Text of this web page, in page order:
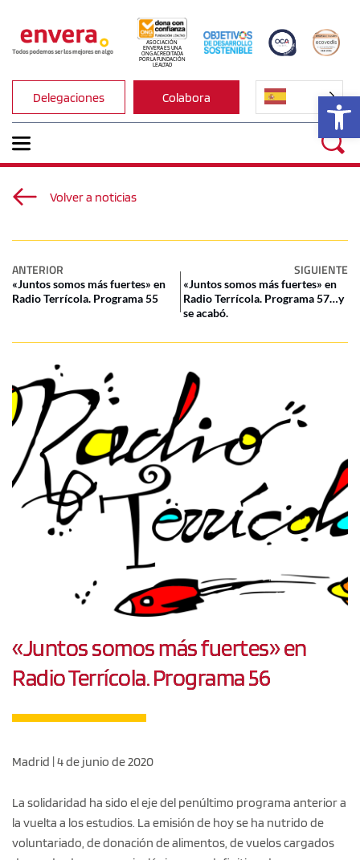
ASOCIACIÓN
ENVERA ES UNA
ONG ACREDITADA
POR LA FUNDACIÓN
LEALTAD
Delegaciones Colabora
Volver a noticias
ANTERIOR SIGUIENTE
«Juntos somos más fuertes» en
Radio Terrícola. Programa 55
«Juntos somos más fuertes» en
Radio Terrícola. Programa 57…y
se acabó.
«Juntos somos más fuertes» en
Radio Terrícola. Programa 56
Madrid | 4 de junio de 2020
La solidaridad ha sido el eje del penúltimo programa anterior a
la vuelta a los estudios. La emisión de hoy se ha nutrido de
voluntariado, de donación de alimentos, de vuelos cargados